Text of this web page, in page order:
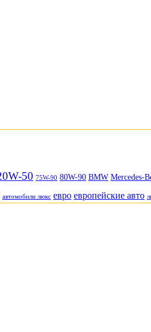
50 75W-90 80W-90 BMW Mercedes-
автомобили люкс евро европейские авто